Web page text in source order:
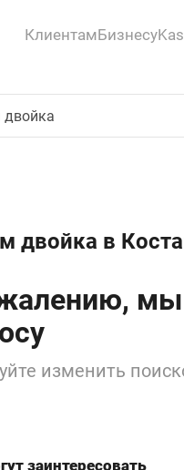
КлиентамБизнесу
двойка в
мы
изменить
заинтересовать